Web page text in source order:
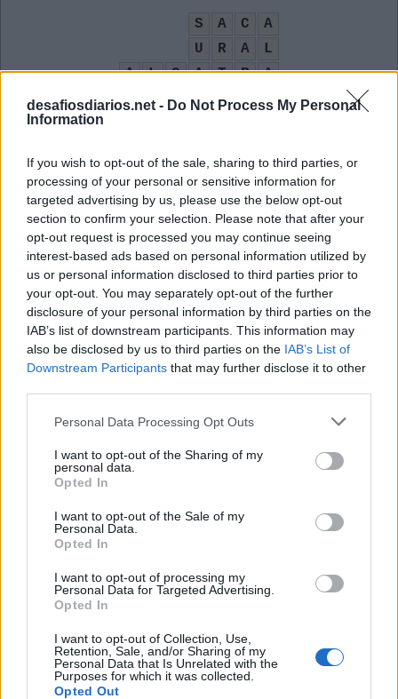
desafiosdiarios.net - Do Not Process My Personal
Information
If you wish to opt-out of the sale, sharing to third parties, or
processing of your personal or sensitive information for
targeted advertising by us, please use the below opt-out
section to confirm your selection. Please note that after your
opt-out request is processed you may continue seeing
interest-based ads based on personal information utilized by
us or personal information disclosed to third parties prior to
your opt-out. You may separately opt-out of the further
disclosure of your personal information by third parties on the
IAB’s list of downstream participants. This information may
also be disclosed by us to third parties on the IAB’s List of
Downstream Participants that may further disclose it to other
Personal Data Processing Opt Outs
I want to opt-out of the Sharing of my
personal data.
Opted In
I want to opt-out of the Sale of my
Personal Data.
Opted In
I want to opt-out of processing my
Personal Data for Targeted Advertising.
Opted In
I want to opt-out of Collection, Use,
Retention, Sale, and/or Sharing of my
Personal Data that Is Unrelated with the
Purposes for which it was collected.
Opted Out
S A C
A
U
R A
L
A
L C A T R
A
M
A Y U T
I
É o que o corpo faz no calor extremo:
S
U
A
Sigla da Organização dos Estados Americanos:
O
E
A
Louisa __ Alcott, autora do livro Mulherzinhas:
M
A
Y
Corte de carne da parte traseira do animal
L C A T R
A
T
I
Rio na fronteira entre a Europa e a Ásia
R A
L
O maior continente do mundo em extensão
S I
A